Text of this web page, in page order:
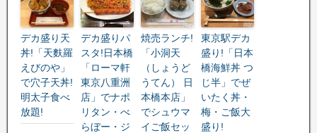
デカ盛り天
丼!「天麩羅
えびのや」
で穴子天丼!
明太子食べ
放題!
デカ盛りパ
スタ!日本橋
「ローマ軒
東京八重洲
店」でナポ
リタン・べ
らぼー・ジ
焼売ランチ!
「小洞天
（しょうど
うてん） 日
本橋本店」
でシュウマ
イご飯セッ
東京駅デカ
盛り!「日本
橋海鮮丼 つ
じ半」でぜ
いたく丼・
梅・ご飯大
盛り!